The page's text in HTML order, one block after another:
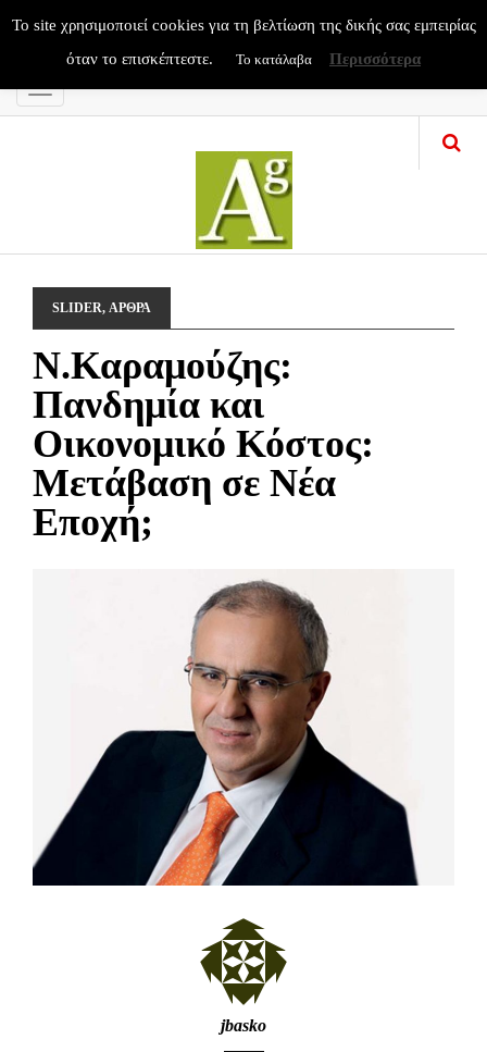
Menu
SLIDER, ΑΡΘΡΑ
N.Καραμούζης:
Πανδημία και
Οικονομικό Κόστος:
Μετάβαση σε Νέα
Εποχή;
jbasko
To site χρησιμοποιεί cookies για τη βελτίωση της δικής σας εμπειρίας
όταν το επισκέπτεστε.
Το κατάλαβα Περισσότερα